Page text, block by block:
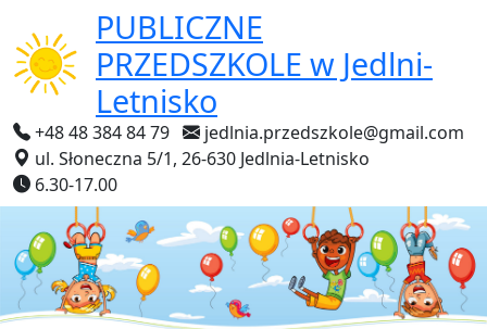
PUBLICZNE
PRZEDSZKOLE w Jedlni-
Letnisko
+48 48 384 84 79
jedlnia.przedszkole@gmail.com
ul. Słoneczna 5/1, 26-630 Jedlnia-Letnisko
6.30-17.00